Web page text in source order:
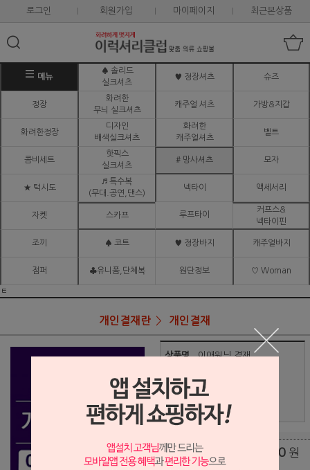
로그인 회원가입 마이페이지 최근본상품
메뉴
♠ 솔리드
실크셔츠
♥ 정장셔츠 슈즈
정장
화려한
무늬 실크셔츠
캐주얼 셔츠 가방&지갑
화려한정장
디자인
배색실크셔츠
화려한
캐주얼셔츠
벨트
콤비세트
핫픽스
실크셔츠
# 망사셔츠 모자
★ 턱시도
♬ 특수복
(무대.공연,댄스)
넥타이 액세서리
자켓 스카프 루프타이
커프스&
넥타이핀
조끼 ♠ 코트 ♥ 정장바지 캐주얼바지
점퍼 ♣유니폼,단체복 원단정보 ♡ Woman
ㅌ
개인결재란 개인결재
상품명 이애원님 결재
상품가 59,700
배송비 (조건)
0 원